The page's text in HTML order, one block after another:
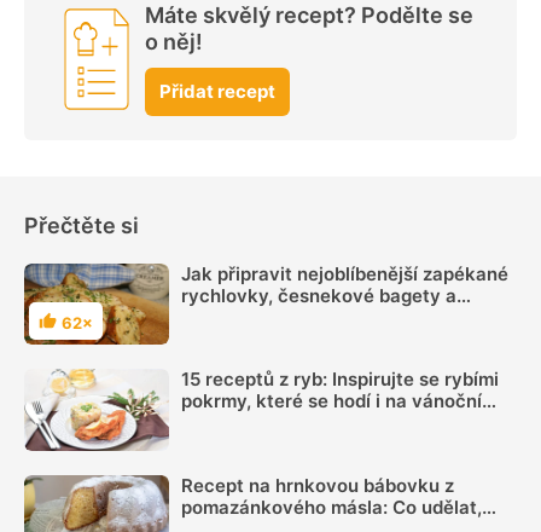
Máte skvělý recept? Podělte se
o něj!
Přidat recept
Přečtěte si
Hodnocení
62×
Jak připravit nejoblíbenější zapékané
rychlovky, česnekové bagety a
15 receptů z ryb: Inspirujte se rybími
pokrmy, které se hodí i na vánoční
Recept na hrnkovou bábovku z
pomazánkového másla: Co udělat,